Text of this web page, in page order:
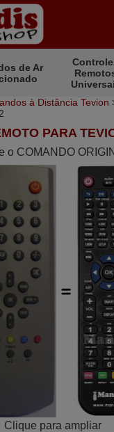
de Ar
à Distância Tevion
PARA
o COMANDO
Clique para ampliar